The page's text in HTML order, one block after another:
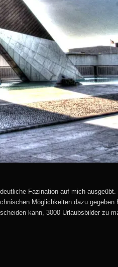
Fazination auf mich
Möglichkeiten dazu
kann, 3000 Urlaubsbilder zu